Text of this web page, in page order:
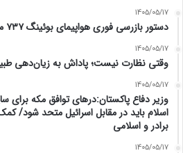
1405/05/17
دستور بازرسی فوری هواپیمای بوئینگ ۷۳۷ مکس صادر شد
1405/05/17
وقتی نظارت نیست؛ پاداش به زیان‌دهی
1405/05/17
وزیر دفاع پاکستان:درهای توافق مکه
اسلام باید در مقابل اسرائیل متحد شود/
برادر و اسلامی
1405/05/17